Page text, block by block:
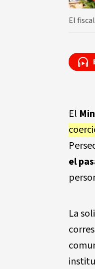
El
El
el
La